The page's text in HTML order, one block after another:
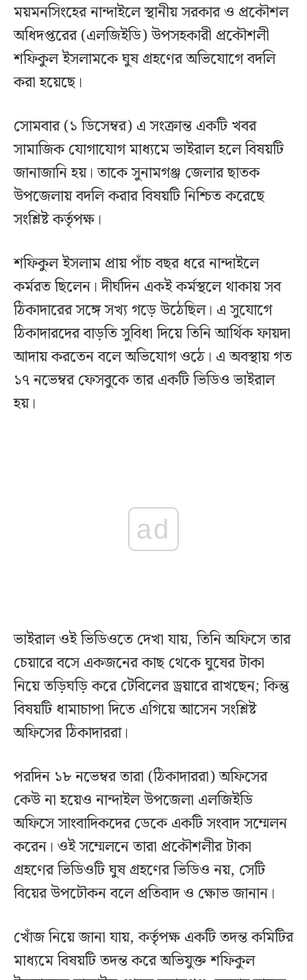
ময়মনসিংহের নান্দাইলে স্থানীয় সরকার ও প্রকৌশল
অধিদপ্তরের (এলজিইডি) উপসহকারী প্রকৌশলী
শফিকুল ইসলামকে ঘুষ গ্রহণের অভিযোগে বদলি
করা হয়েছে।
সোমবার (১ ডিসেম্বর) এ সংক্রান্ত একটি খবর
সামাজিক যোগাযোগ মাধ্যমে ভাইরাল হলে বিষয়টি
জানাজানি হয়। তাকে সুনামগঞ্জ জেলার ছাতক
উপজেলায় বদলি করার বিষয়টি নিশ্চিত করেছে
সংশ্লিষ্ট কর্তৃপক্ষ।
শফিকুল ইসলাম প্রায় পাঁচ বছর ধরে নান্দাইলে
কর্মরত ছিলেন। দীর্ঘদিন একই কর্মস্থলে থাকায় সব
ঠিকাদারের সঙ্গে সখ্য গড়ে উঠেছিল। এ সুযোগে
ঠিকাদারদের বাড়তি সুবিধা দিয়ে তিনি আর্থিক ফায়দা
আদায় করতেন বলে অভিযোগ ওঠে। এ অবস্থায় গত
১৭ নভেম্বর ফেসবুকে তার একটি ভিডিও ভাইরাল
হয়।
ad
ভাইরাল ওই ভিডিওতে দেখা যায়, তিনি অফিসে তার
চেয়ারে বসে একজনের কাছ থেকে ঘুষের টাকা
নিয়ে তড়িঘড়ি করে টেবিলের ড্রয়ারে রাখছেন; কিন্তু
বিষয়টি ধামাচাপা দিতে এগিয়ে আসেন সংশ্লিষ্ট
অফিসের ঠিকাদাররা।
পরদিন ১৮ নভেম্বর তারা (ঠিকাদাররা) অফিসের
কেউ না হয়েও নান্দাইল উপজেলা এলজিইডি
অফিসে সাংবাদিকদের ডেকে একটি সংবাদ সম্মেলন
করেন। ওই সম্মেলনে তারা প্রকৌশলীর টাকা
গ্রহণের ভিডিওটি ঘুষ গ্রহণের ভিডিও নয়, সেটি
বিয়ের উপঢৌকন বলে প্রতিবাদ ও ক্ষোভ জানান।
খোঁজ নিয়ে জানা যায়, কর্তৃপক্ষ একটি তদন্ত কমিটির
মাধ্যমে বিষয়টি তদন্ত করে অভিযুক্ত শফিকুল